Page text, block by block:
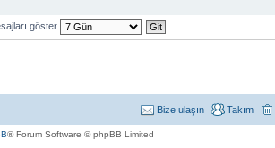
göster
Takım
Bize ulaşın
® Forum Software © phpBB Limited